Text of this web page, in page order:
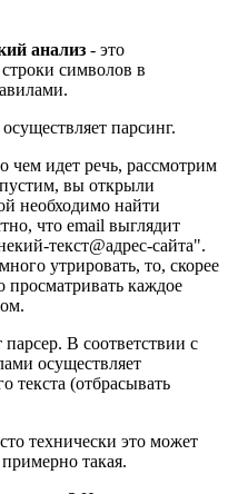
анализ - это
символов в
парсинг.
чем идет речь, рассмотрим
вы открыли
необходимо найти
что email выглядит
текст@адрес-сайта".
утрировать, то, скорее
просматривать каждое
В соответствии с
осуществляет
текста (отбрасывать
технически это может
такая.